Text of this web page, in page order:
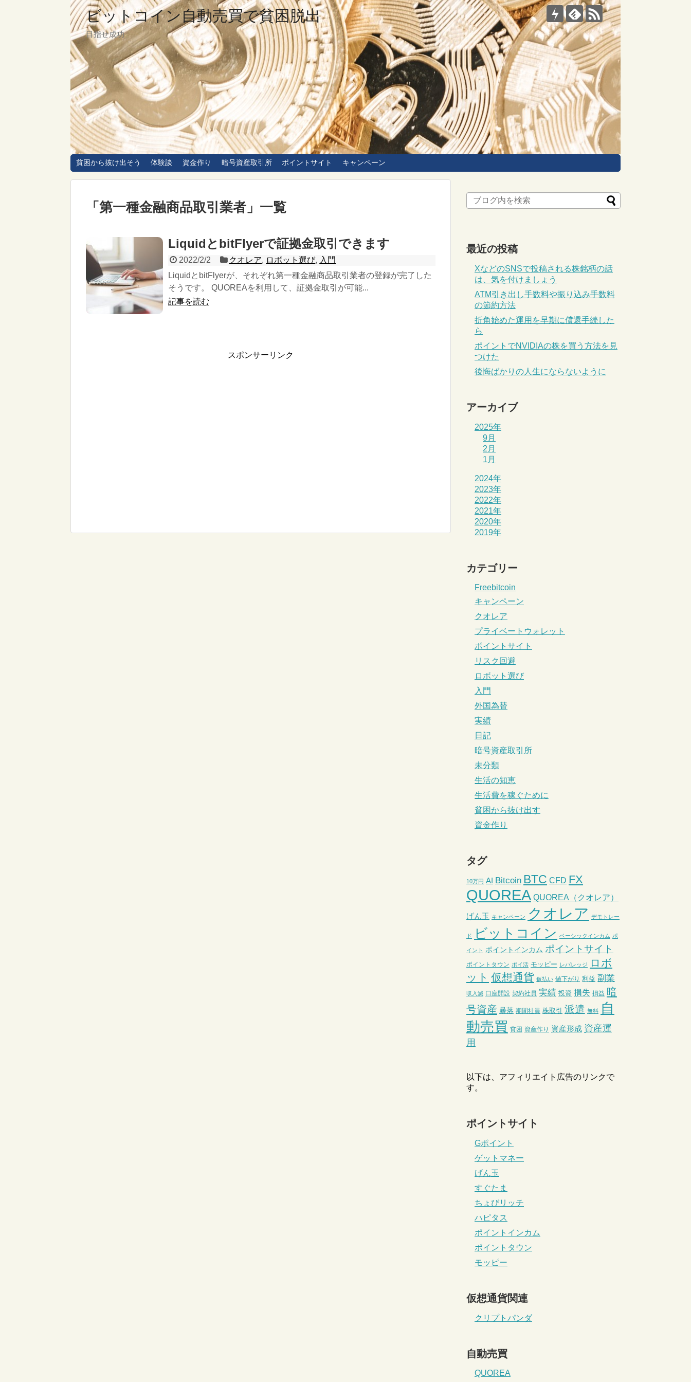
ビットコイン自動売買で貧困脱出
目指せ成功
貧困から抜け出そう 体験談 資金作り 暗号資産取引所 ポイントサイト キャンペーン
「 第一種金融商品取引業者 」 一覧
LiquidとbitFlyerで証拠金取引できます
2022/2/2 クオレア, ロボット選び, 入門
LiquidとbitFlyerが、それぞれ第一種金融商品取引業者の登録が完了した
そうです。 QUOREAを利用して、証拠金取引が可能...
記事を読む
スポンサーリンク
最近の投稿
XなどのSNSで投稿される株銘柄の話
は、気を付けましょう
ATM引き出し手数料や振り込み手数料
の節約方法
折角始めた運用を早期に償還手続した
ら
ポイントでNVIDIAの株を買う方法を見
つけた
後悔ばかりの人生にならないように
アーカイブ
2025年
9月
2月
1月
2024年
2023年
2022年
2021年
2020年
2019年
カテゴリー
Freebitcoin
キャンペーン
クオレア
プライベートウォレット
ポイントサイト
リスク回避
ロボット選び
入門
外国為替
実績
日記
暗号資産取引所
未分類
生活の知恵
生活費を稼ぐために
貧困から抜け出す
資金作り
タグ
10万円 AI Bitcoin BTC CFD FX
QUOREA QUOREA（クオレア）
げん玉 キャンペーン クオレア デモトレー
ド ビットコイン ベーシックインカム ポ
イント ポイントインカム ポイントサイト
ポイントタウン ポイ活 モッピー レバレッジ
ロボ
ット 仮想通貨 仮払い 値下がり 利益 副業
収入減 口座開設 契約社員 実績 投資 損失 損益 暗
号資産 暴落 期間社員 株取引 派遣 無料 自
動売買 貧困 資産作り 資産形成 資産運
用
以下は、アフィリエイト広告のリンクで
す。
ポイントサイト
Gポイント
ゲットマネー
げん玉
すぐたま
ちょびリッチ
ハピタス
ポイントインカム
ポイントタウン
モッピー
仮想通貨関連
クリプトパンダ
自動売買
QUOREA